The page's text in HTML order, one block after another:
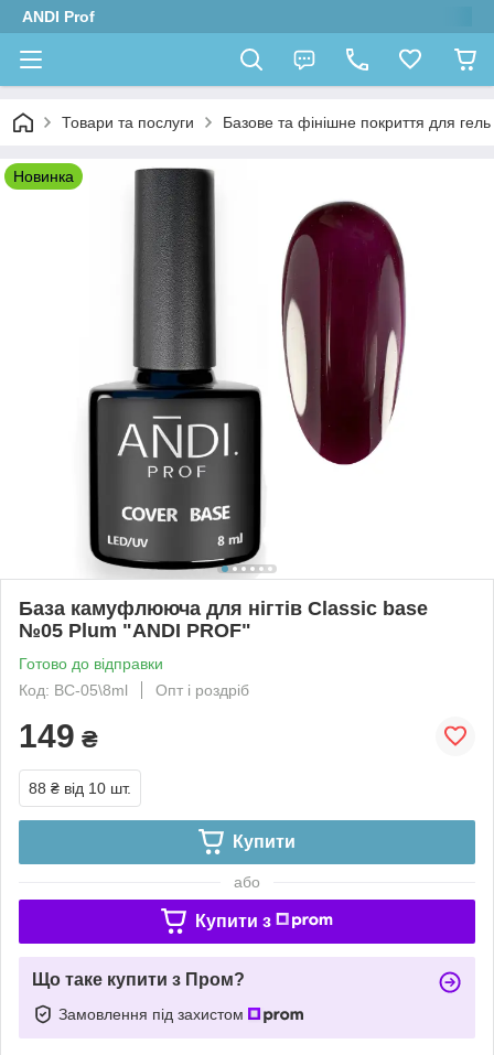
ANDI Prof
Товари та послуги Базове та фінішне покриття для гель
Новинка
База камуфлююча для нігтів Classic base
№05 Plum "ANDI PROF"
Готово до відправки
Код: BC-05\8ml
Опт і роздріб
149 ₴
88 ₴ від 10 шт.
Купити
або
Купити з
Що таке купити з Пром?
Замовлення під захистом